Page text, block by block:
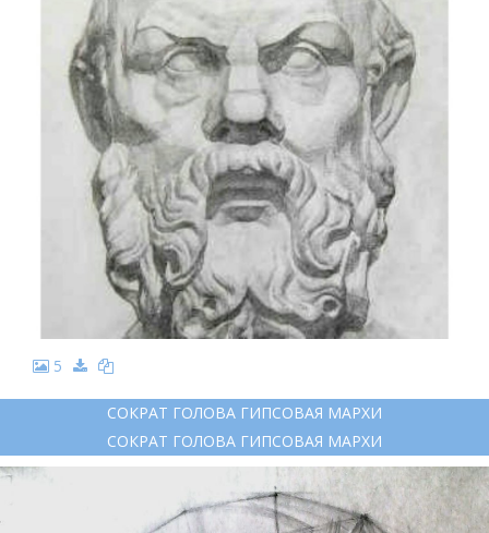
5
СОКРАТ ГОЛОВА ГИПСОВАЯ МАРХИ
СОКРАТ ГОЛОВА ГИПСОВАЯ МАРХИ